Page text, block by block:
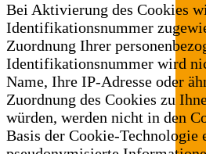
Bei Aktivierung des Cookies
Identifikationsnummer
Zuordnung Ihrer
Identifikationsnummer wird
Name, Ihre IP-Adresse oder
Zuordnung des Cookies zu
würden, werden nicht in den
Basis der Cookie-